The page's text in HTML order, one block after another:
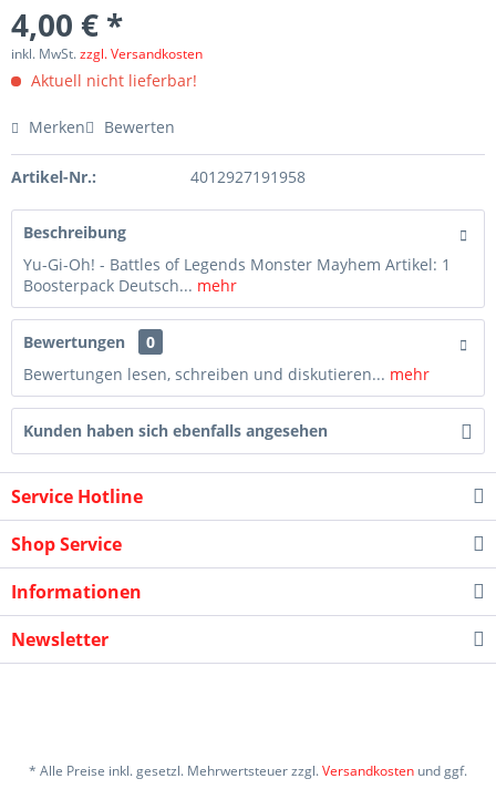
4,00 € *
inkl. MwSt.zzgl. Versandkosten
Aktuell nicht lieferbar!
Merken Bewerten
Artikel-Nr.: 4012927191958
Beschreibung
Yu-Gi-Oh! - Battles of Legends Monster Mayhem Artikel: 1
Boosterpack Deutsch... mehr
Bewertungen
0
Bewertungen lesen, schreiben und diskutieren... mehr
Kunden haben sich ebenfalls angesehen
Service Hotline
Shop Service
Informationen
Newsletter
* Alle Preise inkl. gesetzl. Mehrwertsteuer zzgl.Versandkosten und ggf.